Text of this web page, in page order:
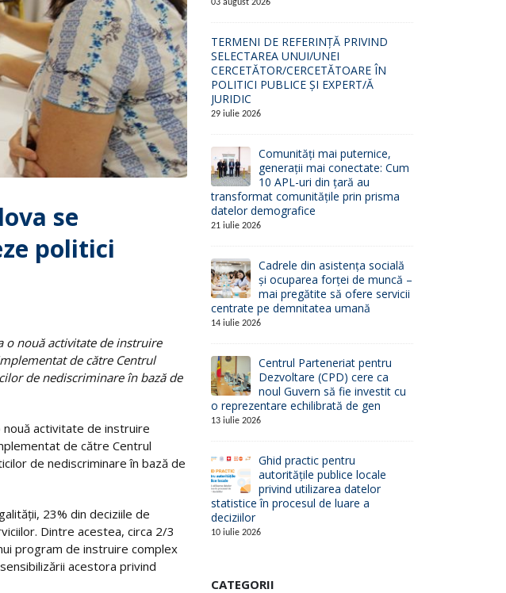
se
politici
nouă activitate de instruire
de către Centrul
de nediscriminare în bază de
nouă activitate de instruire
de către Centrul
de nediscriminare în bază de
23% din deciziile de
Dintre acestea, circa 2/3
program de instruire complex
acestora privind
03 august 2026
TERMENI DE REFERINȚĂ PRIVIND
SELECTAREA UNUI/UNEI
CERCETĂTOR/CERCETĂTOARE ÎN
POLITICI PUBLICE ȘI EXPERT/Ă
JURIDIC
29 iulie 2026
Comunități mai puternice,
generații mai conectate: Cum
10 APL-uri din țară au
transformat comunitățile prin prisma
datelor demografice
21 iulie 2026
Cadrele din asistența socială
și ocuparea forței de muncă –
mai pregătite să ofere servicii
centrate pe demnitatea umană
14 iulie 2026
Centrul Parteneriat pentru
Dezvoltare (CPD) cere ca
noul Guvern să fie investit cu
o reprezentare echilibrată de gen
13 iulie 2026
Ghid practic pentru
autoritățile publice locale
privind utilizarea datelor
statistice în procesul de luare a
deciziilor
10 iulie 2026
CATEGORII